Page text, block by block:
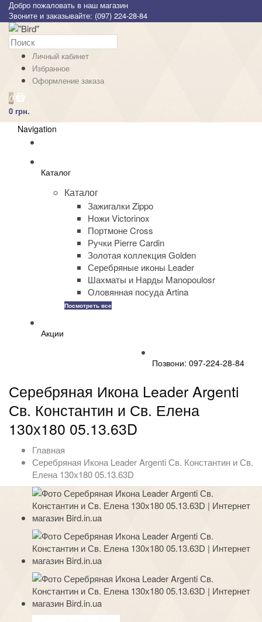
Добро пожаловать в наш магазин
Звоните и заказывайте: (097) 224-28-84
Личный кабинет
Избранное
Оформление заказа
0
0 грн.
Navigation
Каталог
Каталог
Зажигалки Zippo
Ножи Victorinox
Портмоне Cross
Ручки Pierre Cardin
Золотая коллекция Golden
Серебряные иконы Leader
Шахматы и Нарды Manopoulosr
Оловянная посуда Artina
Посмотреть все
Акции
Позвони: 097-224-28-84
Серебряная Икона Leader Argenti
Св. Константин и Св. Елена
130х180 05.13.63D
Главная
Серебряная Икона Leader Argenti Св. Константин и Св.
Елена 130х180 05.13.63D